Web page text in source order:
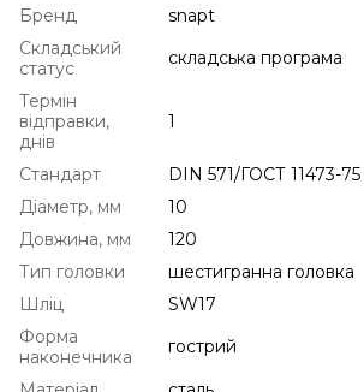
Бренд
snapt
Складський
статус
складська програма
Термін
відправки,
днів
1
Стандарт
DIN 571/ГОСТ 11473-75
Діаметр, мм
10
Довжина, мм
120
Тип головки
шестигранна головка
Шліц
SW17
Форма
наконечника
гострий